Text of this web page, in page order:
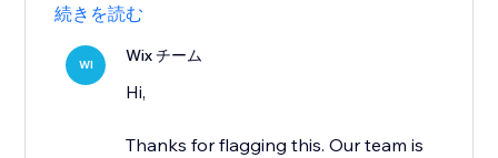
続きを読む
WI Wix チーム
Hi,
Thanks for flagging this. Our team is